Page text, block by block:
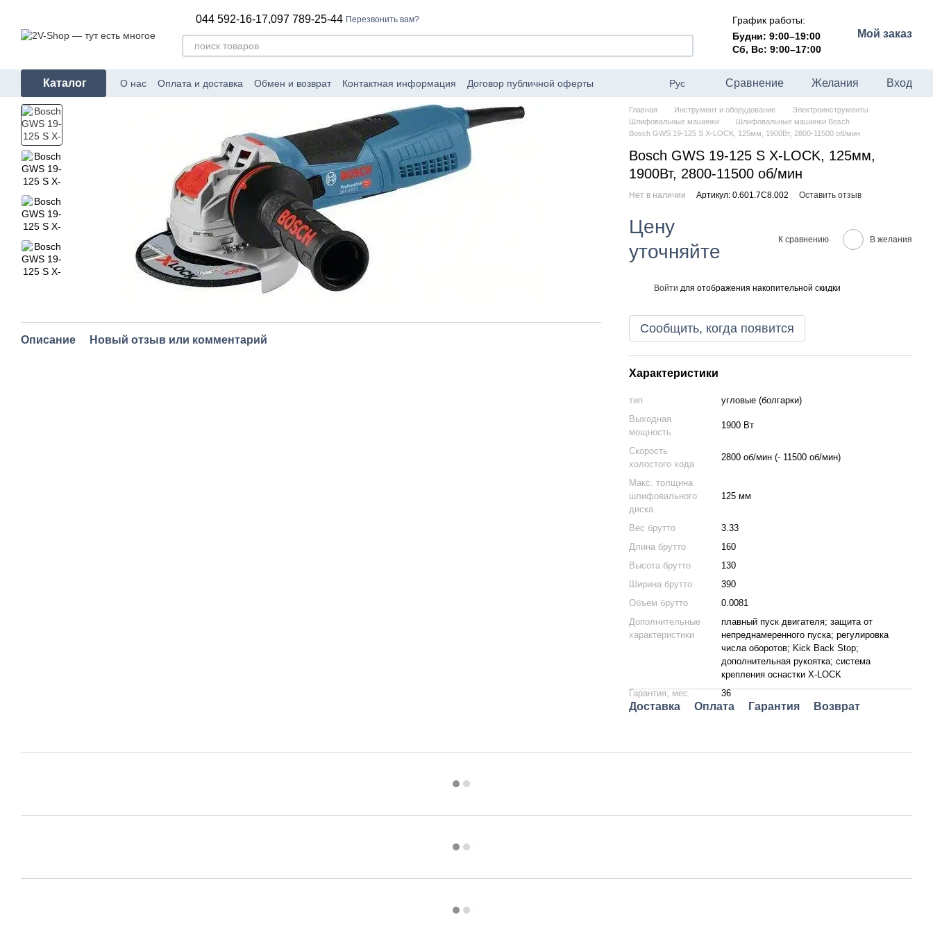
044 592-16-17,097 789-25-44 Перезвонить вам?
График работы:
Будни: 9:00–19:00
Сб, Вс: 9:00–17:00
Мой заказ
Каталог О нас Оплата и доставка Обмен и возврат Контактная информация Договор публичной оферты Рус Сравнение Желания Вход
Описание Новый отзыв или комментарий
Главная Инструмент и оборудование
Электроинструменты
Шлифовальные машинки
Шлифовальные машинки Bosch
Bosch GWS 19-125 S X-LOCK, 125мм, 1900Вт, 2800-11500 об/мин
Bosch GWS 19-125 S X-LOCK, 125мм,
1900Вт, 2800-11500 об/мин
Нет в наличии Артикул: 0.601.7C8.002 Оставить отзыв
Цену
уточняйте
К сравнению В желания
Войти для отображения накопительной скидки
Сообщить, когда появится
Характеристики
тип
угловые (болгарки)
Выходная
мощность
1900 Вт
Скорость
холостого хода
2800 об/мин (- 11500 об/мин)
Макс. толщина
шлифовального
диска
125 мм
Вес брутто
3.33
Длина брутто
160
Высота брутто
130
Ширина брутто
390
Объем брутто
0.0081
Дополнительные
характеристики
плавный пуск двигателя; защита от
непреднамеренного пуска; регулировка
числа оборотов; Kick Back Stop;
дополнительная рукоятка; система
крепления оснастки X-LOCK
Гарантия, мес.
36
Доставка Оплата Гарантия Возврат